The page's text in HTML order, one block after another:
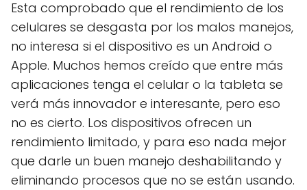
Esta comprobado que el rendimiento de los
celulares se desgasta por los malos manejos,
no interesa si el dispositivo es un Android o
Apple. Muchos hemos creído que entre más
aplicaciones tenga el celular o la tableta se
verá más innovador e interesante, pero eso
no es cierto. Los dispositivos ofrecen un
rendimiento limitado, y para eso nada mejor
que darle un buen manejo deshabilitando y
eliminando procesos que no se están usando.